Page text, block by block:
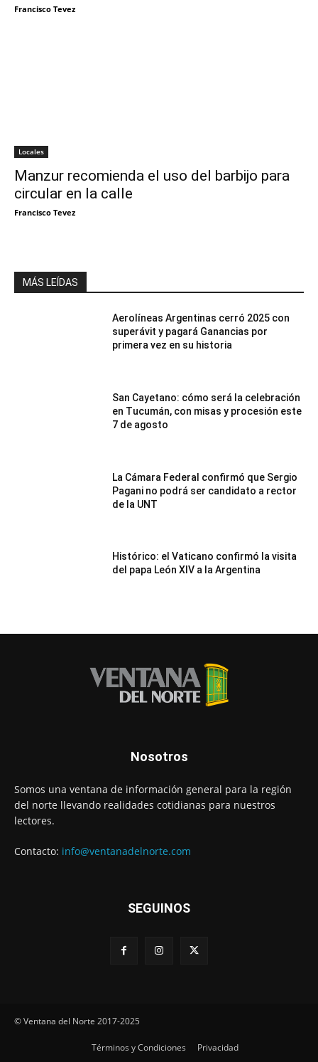
Francisco Tevez
Locales
Manzur recomienda el uso del barbijo para
circular en la calle
Francisco Tevez
MÁS LEÍDAS
Aerolíneas Argentinas cerró 2025 con
superávit y pagará Ganancias por
primera vez en su historia
San Cayetano: cómo será la celebración
en Tucumán, con misas y procesión este
7 de agosto
La Cámara Federal confirmó que Sergio
Pagani no podrá ser candidato a rector
de la UNT
Histórico: el Vaticano confirmó la visita
del papa León XIV a la Argentina
Nosotros
Somos una ventana de información general para la región
del norte llevando realidades cotidianas para nuestros
lectores.
Contacto: info@ventanadelnorte.com
SEGUINOS
© Ventana del Norte 2017-2025
Términos y Condiciones Privacidad